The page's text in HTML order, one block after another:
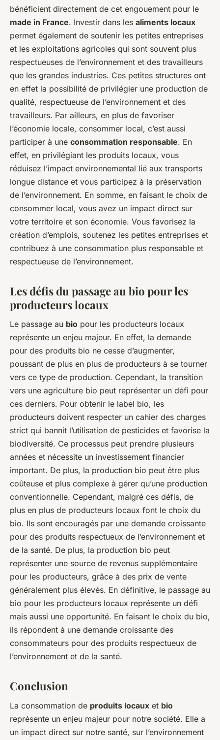
bénéficient directement de cet engouement pour le
made in France. Investir dans les aliments locaux
permet également de soutenir les petites entreprises
et les exploitations agricoles qui sont souvent plus
respectueuses de l’environnement et des travailleurs
que les grandes industries. Ces petites structures ont
en effet la possibilité de privilégier une production de
qualité, respectueuse de l’environnement et des
travailleurs. Par ailleurs, en plus de favoriser
l’économie locale, consommer local, c’est aussi
participer à une consommation responsable. En
effet, en privilégiant les produits locaux, vous
réduisez l’impact environnemental lié aux transports
longue distance et vous participez à la préservation
de l’environnement. En somme, en faisant le choix de
consommer local, vous avez un impact direct sur
votre territoire et son économie. Vous favorisez la
création d’emplois, soutenez les petites entreprises et
contribuez à une consommation plus responsable et
respectueuse de l’environnement.
Les défis du passage au bio pour les
producteurs locaux
Le passage au bio pour les producteurs locaux
représente un enjeu majeur. En effet, la demande
pour des produits bio ne cesse d’augmenter,
poussant de plus en plus de producteurs à se tourner
vers ce type de production. Cependant, la transition
vers une agriculture bio peut représenter un défi pour
ces derniers. Pour obtenir le label bio, les
producteurs doivent respecter un cahier des charges
strict qui bannit l’utilisation de pesticides et favorise la
biodiversité. Ce processus peut prendre plusieurs
années et nécessite un investissement financier
important. De plus, la production bio peut être plus
coûteuse et plus complexe à gérer qu’une production
conventionnelle. Cependant, malgré ces défis, de
plus en plus de producteurs locaux font le choix du
bio. Ils sont encouragés par une demande croissante
pour des produits respectueux de l’environnement et
de la santé. De plus, la production bio peut
représenter une source de revenus supplémentaire
pour les producteurs, grâce à des prix de vente
généralement plus élevés. En définitive, le passage au
bio pour les producteurs locaux représente un défi
mais aussi une opportunité. En faisant le choix du bio,
ils répondent à une demande croissante des
consommateurs pour des produits respectueux de
l’environnement et de la santé.
Conclusion
La consommation de produits locaux et bio
représente un enjeu majeur pour notre société. Elle a
un impact direct sur notre santé, sur l’environnement